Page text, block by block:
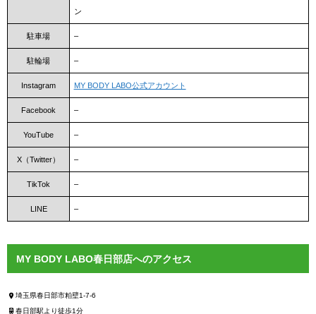
ン
駐車場 –
駐輪場 –
Instagram MY BODY LABO公式アカウント
Facebook –
YouTube –
X（Twitter） –
TikTok –
LINE –
MY BODY LABO春日部店へのアクセス
埼玉県春日部市粕壁1-7-6
春日部駅より徒歩1分